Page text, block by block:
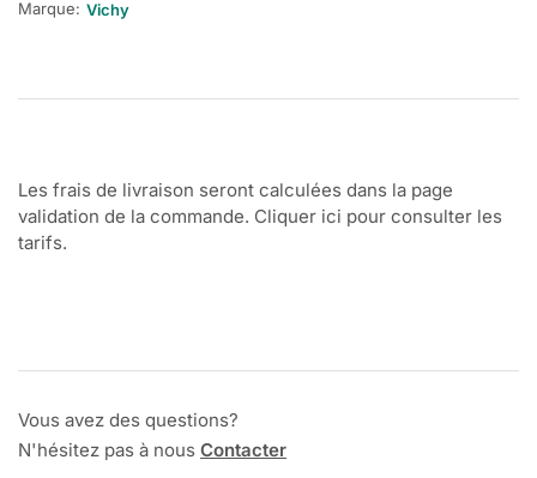
Marque: Vichy
Les frais de livraison seront calculées dans la page
validation de la commande. Cliquer ici pour consulter les
tarifs.
Vous avez des questions?
N'hésitez pas à nous Contacter